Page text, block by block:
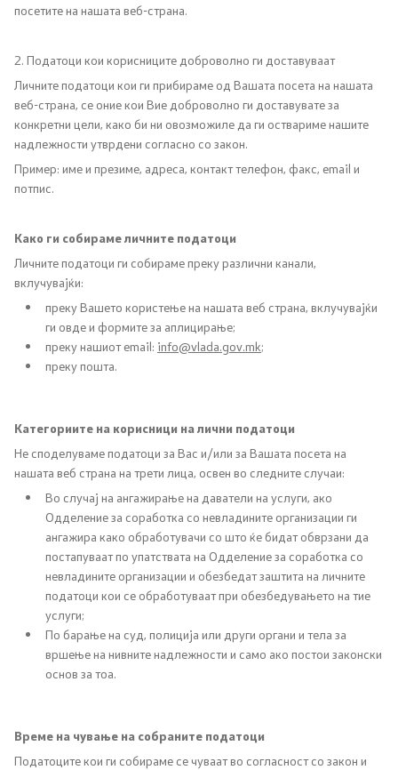
Прегледи
Програми
Одлуки
Реализација
Документи
Извештаи
Контакт
Контакт
Линкови
Изјава за пристапност
посетите на нашата веб-страна.
2. Податоци кои корисниците доброволно ги доставуваат
Личните податоци кои ги прибираме од Вашата посета на нашата
веб-страна, се оние кои Вие доброволно ги доставувате за
конкретни цели, како би ни овозможиле да ги оствариме нашите
надлежности утврдени согласно со закон.
Пример: име и презиме, адреса, контакт телефон, факс, email и
потпис.
Како ги собираме личните податоци
Личните податоци ги собираме преку различни канали,
вклучувајќи:
преку Вашето користење на нашата веб страна, вклучувајќи
ги овде и формите за аплицирање;
преку нашиот email: info@vlada.gov.mk;
преку пошта.
Категориите на корисници на лични податоци
Не споделуваме податоци за Вас и/или за Вашата посета на
нашата веб страна на трети лица, освен во следните случаи:
Во случај на ангажирање на даватели на услуги, ако
Одделение за соработка со невладините организации ги
ангажира како обработувачи со што ќе бидат обврзани да
постапуваат по упатствата на Одделение за соработка со
невладините организации и обезбедат заштита на личните
податоци кои се обработуваат при обезбедувањето на тие
услуги;
По барање на суд, полиција или други органи и тела за
вршење на нивните надлежности и само ако постои законски
основ за тоа.
Време на чување на собраните податоци
Податоците кои ги собираме се чуваат во согласност со закон и